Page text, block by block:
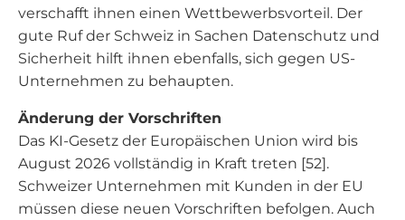
verschafft ihnen einen Wettbewerbsvorteil. Der
gute Ruf der Schweiz in Sachen Datenschutz und
Sicherheit hilft ihnen ebenfalls, sich gegen US-
Unternehmen zu behaupten.
Änderung der Vorschriften
Das KI-Gesetz der Europäischen Union wird bis
August 2026 vollständig in Kraft treten [52].
Schweizer Unternehmen mit Kunden in der EU
müssen diese neuen Vorschriften befolgen. Auch